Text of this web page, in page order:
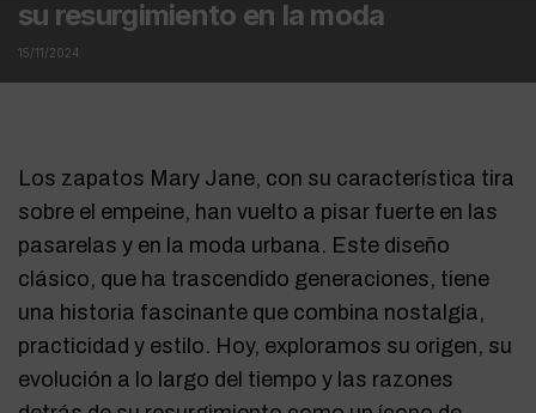
su resurgimiento en la moda
15/11/2024
Los zapatos Mary Jane, con su característica tira
sobre el empeine, han vuelto a pisar fuerte en las
pasarelas y en la moda urbana. Este diseño
clásico, que ha trascendido generaciones, tiene
una historia fascinante que combina nostalgia,
practicidad y estilo. Hoy, exploramos su origen, su
evolución a lo largo del tiempo y las razones